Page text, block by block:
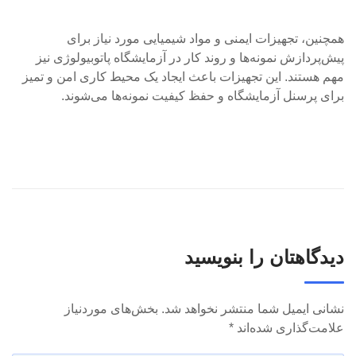
همچنین، تجهیزات ایمنی و مواد شیمیایی مورد نیاز برای
پیش‌پردازش نمونه‌ها و روند کار در آزمایشگاه پاتوبیولوژی نیز
مهم هستند. این تجهیزات باعث ایجاد یک محیط کاری امن و تمیز
برای پرسنل آزمایشگاه و حفظ کیفیت نمونه‌ها می‌شوند.
دیدگاهتان را بنویسید
نشانی ایمیل شما منتشر نخواهد شد. بخش‌های موردنیاز
علامت‌گذاری شده‌اند *